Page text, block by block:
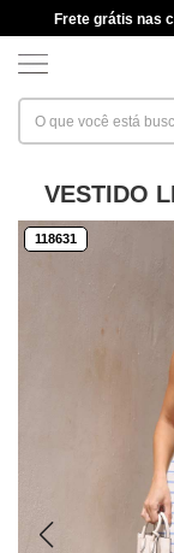
Frete grátis nas
VESTIDO
118631